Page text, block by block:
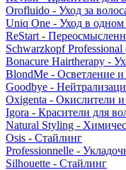
Orofluido - Уход за
Uniq One - Уход в одном
ReStart -
Schwarzkopf
Bonacure Hairtherapy -
BlondMe - Осветление
Goodbye -
Oxigenta - Окислители и
Igora - Красители для
Natural Styling -
Osis - Стайлинг
Professionnelle -
Silhouette - Стайлинг